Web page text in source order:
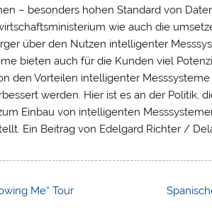
– besonders hohen Standard von
wie auch die
über den Nutzen intelligenter
bieten auch für die Kunden viel
den Vorteilen intelligenter
werden. Hier ist es an der Politik,
Einbau von intelligenten
Ein Beitrag von Edelgard Richter /
Me“ Tour